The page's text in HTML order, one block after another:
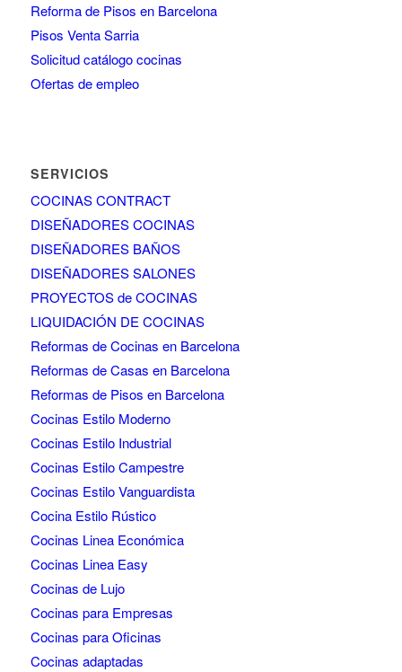
Reforma de Pisos en Barcelona
Pisos Venta Sarria
Solicitud catálogo cocinas
Ofertas de empleo
SERVICIOS
COCINAS CONTRACT
DISEÑADORES COCINAS
DISEÑADORES BAÑOS
DISEÑADORES SALONES
PROYECTOS de COCINAS
LIQUIDACIÓN DE COCINAS
Reformas de Cocinas en Barcelona
Reformas de Casas en Barcelona
Reformas de Pisos en Barcelona
Cocinas Estilo Moderno
Cocinas Estilo Industrial
Cocinas Estilo Campestre
Cocinas Estilo Vanguardista
Cocina Estilo Rústico
Cocinas Linea Económica
Cocinas Linea Easy
Cocinas de Lujo
Cocinas para Empresas
Cocinas para Oficinas
Cocinas adaptadas